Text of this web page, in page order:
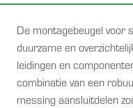
De montagebeugel voor
duurzame en
leidingen en
combinatie van een
messing aansluitdelen